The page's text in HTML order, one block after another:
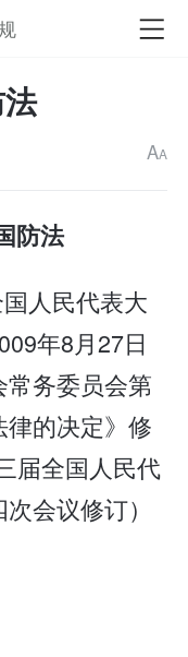
AA
防法
国人民代表大
年8月27日
务委员会第
的决定》修
届全国人民代
会议修订）